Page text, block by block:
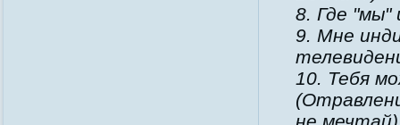
8. Где "мы"
9. Мне
10. Тебя
не